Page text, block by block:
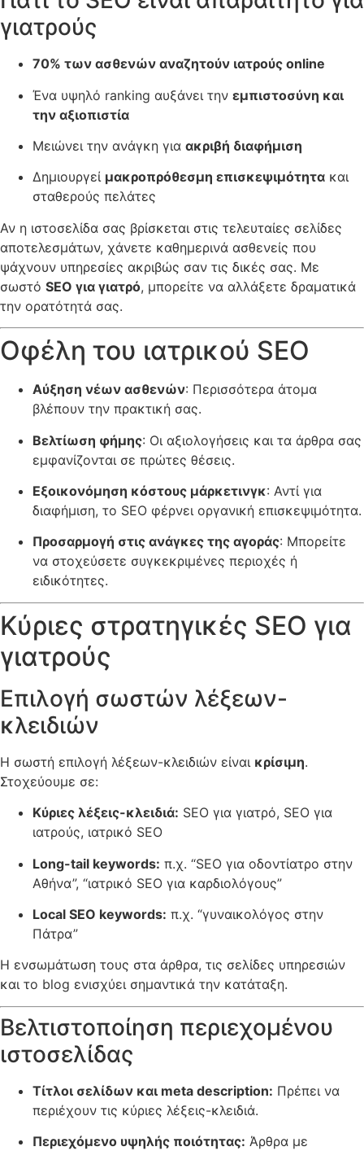
γιατρούς
70% των ασθενών αναζητούν ιατρούς online
Ένα υψηλό ranking αυξάνει την εμπιστοσύνη και
την αξιοπιστία
Μειώνει την ανάγκη για ακριβή διαφήμιση
Δημιουργεί μακροπρόθεσμη επισκεψιμότητα και
σταθερούς πελάτες
Αν η ιστοσελίδα σας βρίσκεται στις τελευταίες σελίδες
αποτελεσμάτων, χάνετε καθημερινά ασθενείς που
ψάχνουν υπηρεσίες ακριβώς σαν τις δικές σας. Με
σωστό SEO για γιατρό, μπορείτε να αλλάξετε δραματικά
την ορατότητά σας.
Οφέλη του ιατρικού SEO
Αύξηση νέων ασθενών: Περισσότερα άτομα
βλέπουν την πρακτική σας.
Βελτίωση φήμης: Οι αξιολογήσεις και τα άρθρα σας
εμφανίζονται σε πρώτες θέσεις.
Εξοικονόμηση κόστους μάρκετινγκ: Αντί για
διαφήμιση, το SEO φέρνει οργανική επισκεψιμότητα.
Προσαρμογή στις ανάγκες της αγοράς: Μπορείτε
να στοχεύσετε συγκεκριμένες περιοχές ή
ειδικότητες.
Κύριες στρατηγικές SEO για
γιατρούς
Επιλογή σωστών λέξεων-
κλειδιών
Η σωστή επιλογή λέξεων-κλειδιών είναι κρίσιμη.
Στοχεύουμε σε:
Κύριες λέξεις-κλειδιά: SEO για γιατρό, SEO για
ιατρούς, ιατρικό SEO
Long-tail keywords: π.χ. “SEO για οδοντίατρο στην
Αθήνα”, “ιατρικό SEO για καρδιολόγους”
Local SEO keywords: π.χ. “γυναικολόγος στην
Πάτρα”
Η ενσωμάτωση τους στα άρθρα, τις σελίδες υπηρεσιών
και το blog ενισχύει σημαντικά την κατάταξη.
Βελτιστοποίηση περιεχομένου
ιστοσελίδας
Τίτλοι σελίδων και meta description: Πρέπει να
περιέχουν τις κύριες λέξεις-κλειδιά.
Περιεχόμενο υψηλής ποιότητας: Άρθρα με